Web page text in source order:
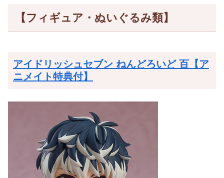
【フィギュア・ぬいぐるみ類】
アイドリッシュセブン ねんどろいど 百【ア
ニメイト特典付】